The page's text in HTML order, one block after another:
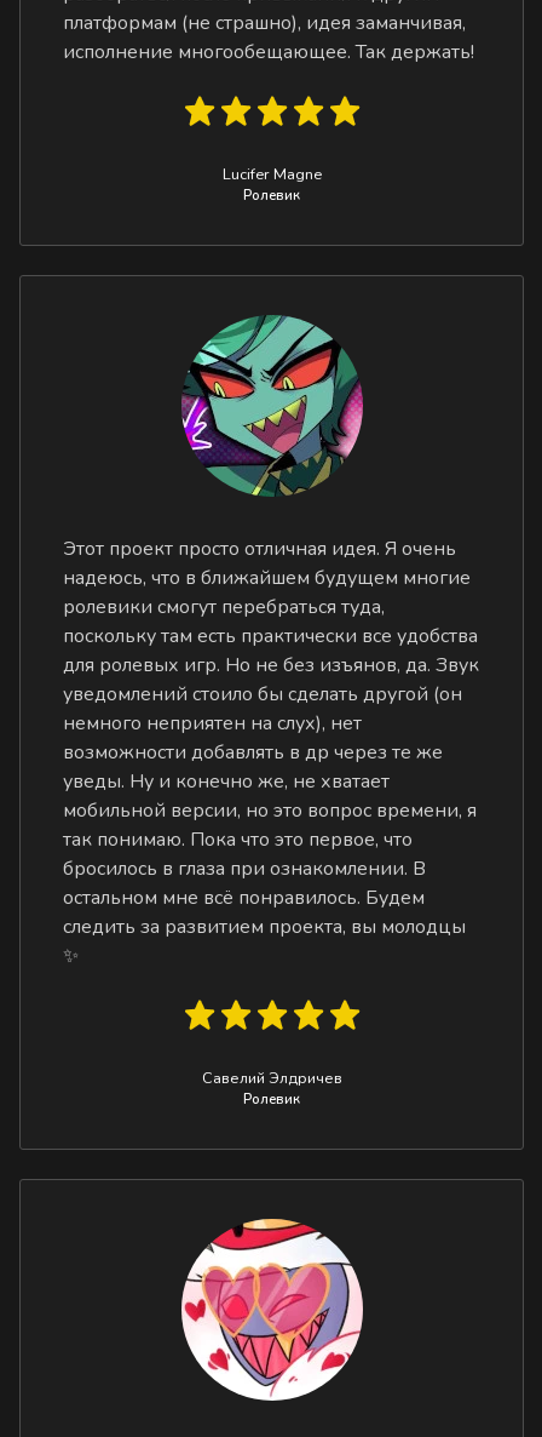
платформам (не страшно), идея заманчивая,
исполнение многообещающее. Так держать!
Lucifer Magne
Ролевик
Этот проект просто отличная идея. Я очень
надеюсь, что в ближайшем будущем многие
ролевики смогут перебраться туда,
поскольку там есть практически все удобства
для ролевых игр. Но не без изъянов, да. Звук
уведомлений стоило бы сделать другой (он
немного неприятен на слух), нет
возможности добавлять в др через те же
уведы. Ну и конечно же, не хватает
мобильной версии, но это вопрос времени, я
так понимаю. Пока что это первое, что
бросилось в глаза при ознакомлении. В
остальном мне всё понравилось. Будем
следить за развитием проекта, вы молодцы
✨
Савелий Элдричев
Ролевик